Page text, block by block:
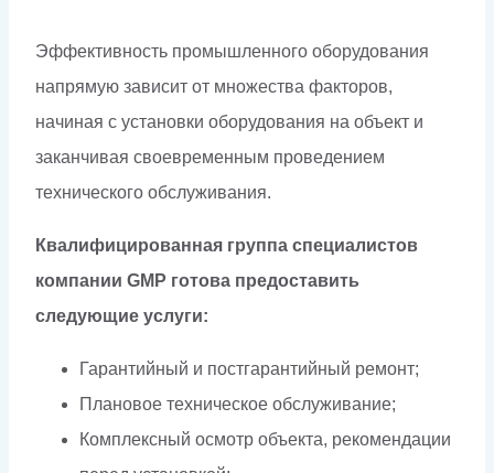
Эффективность промышленного оборудования
напрямую зависит от множества факторов,
начиная с установки оборудования на объект и
заканчивая своевременным проведением
технического обслуживания.
Квалифицированная группа специалистов
компании GMP готова предоставить
следующие услуги:
Гарантийный и постгарантийный ремонт;
Плановое техническое обслуживание;
Комплексный осмотр объекта, рекомендации